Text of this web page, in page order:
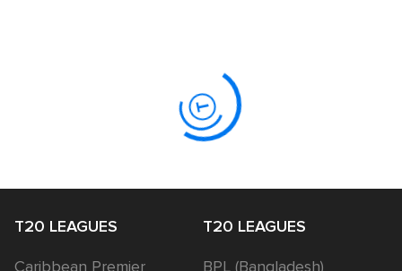
T20 LEAGUES
Caribbean Premier
T20 LEAGUES
BPL (Bangladesh)